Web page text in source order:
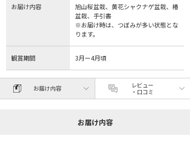
お届け内容
旭山桜盆栽、黄花シャクナゲ盆栽、椿
盆栽、手引書
※お届け時は、つぼみが多い状態とな
ります。
観賞期間 3月ー4月頃
お届け内容
レビュー
・口コミ
お届け内容